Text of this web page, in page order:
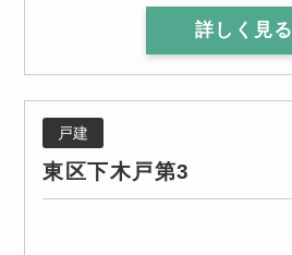
詳しく見る
戸建
東区下木戸第3